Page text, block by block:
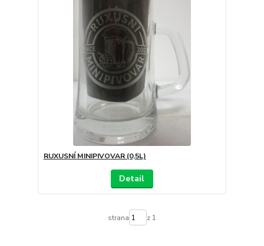
RUXUSNÍ MINIPIVOVAR (0,5L)
Detail
strana z 1